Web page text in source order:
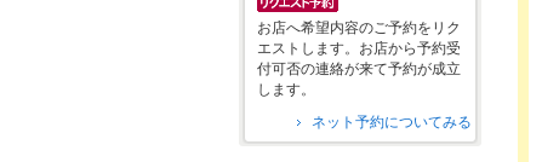
お店へ希望内容のご予約をリク
エストします。お店から予約受
付可否の連絡が来て予約が成立
します。
ネット予約についてみる